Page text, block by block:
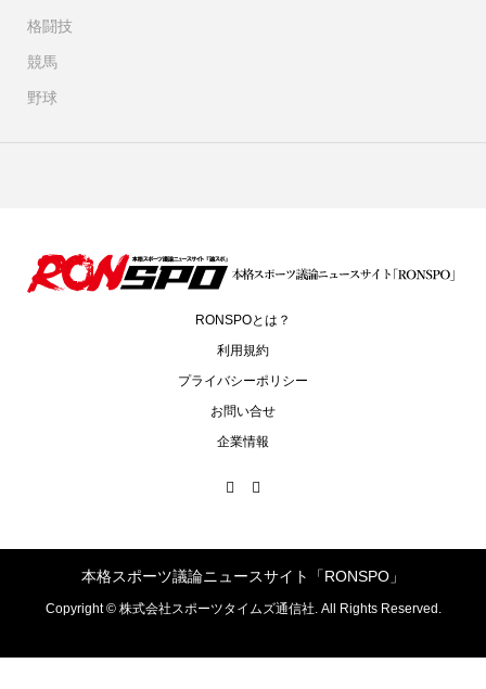
格闘技
競馬
野球
RONSPOとは？
利用規約
プライバシーポリシー
お問い合せ
企業情報
本格スポーツ議論ニュースサイト「RONSPO」
Copyright ©株式会社スポーツタイムズ通信社. All Rights Reserved.